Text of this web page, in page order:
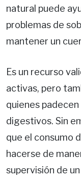
natural puede
problemas de
mantener un
Es un recurso
activas, pero
quienes padecen
digestivos. Sin
que el consumo
hacerse de
supervisión de